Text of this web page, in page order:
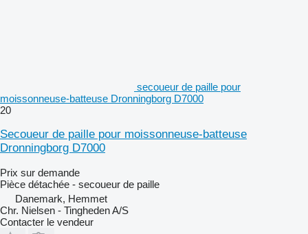
secoueur de paille pour
moissonneuse-batteuse Dronningborg D7000
20
Secoueur de paille pour moissonneuse-batteuse
Dronningborg D7000
Prix sur demande
Pièce détachée - secoueur de paille
Danemark, Hemmet
Chr. Nielsen - Tingheden A/S
Contacter le vendeur